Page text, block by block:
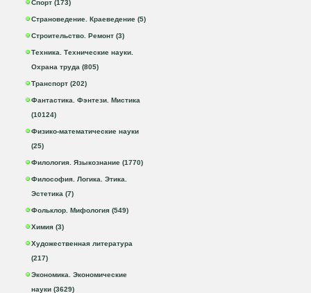
Спорт (173)
Страноведение. Краеведение (5)
Строительство. Ремонт (3)
Техника. Технические науки.
Охрана труда (805)
Транспорт (202)
Фантастика. Фэнтези. Мистика
(10124)
Физико-математические науки
(25)
Филология. Языкознание (1770)
Философия. Логика. Этика.
Эстетика (7)
Фольклор. Мифология (549)
Химия (3)
Художественная литература
(217)
Экономика. Экономические
науки (3629)